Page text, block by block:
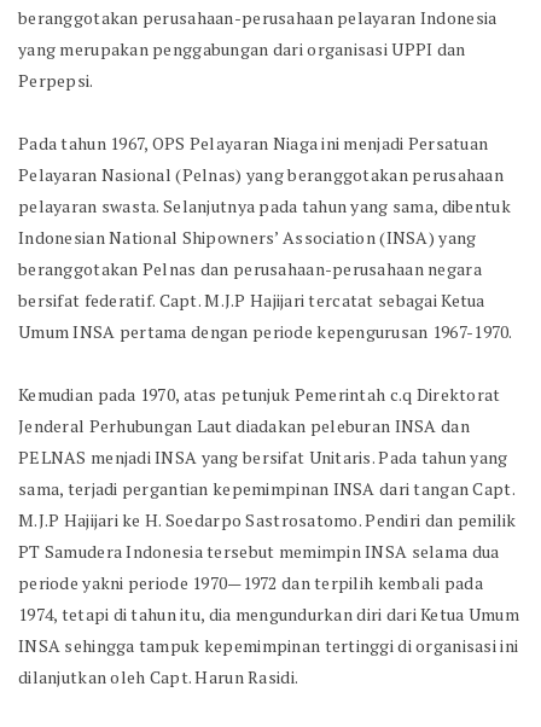
beranggotakan perusahaan-perusahaan pelayaran Indonesia
yang merupakan penggabungan dari organisasi UPPI dan
Perpepsi.
Pada tahun 1967, OPS Pelayaran Niaga ini menjadi Persatuan
Pelayaran Nasional (Pelnas) yang beranggotakan perusahaan
pelayaran swasta. Selanjutnya pada tahun yang sama, dibentuk
Indonesian National Shipowners’ Association (INSA) yang
beranggotakan Pelnas dan perusahaan-perusahaan negara
bersifat federatif. Capt. M.J.P Hajijari tercatat sebagai Ketua
Umum INSA pertama dengan periode kepengurusan 1967-1970.
Kemudian pada 1970, atas petunjuk Pemerintah c.q Direktorat
Jenderal Perhubungan Laut diadakan peleburan INSA dan
PELNAS menjadi INSA yang bersifat Unitaris. Pada tahun yang
sama, terjadi pergantian kepemimpinan INSA dari tangan Capt.
M.J.P Hajijari ke H. Soedarpo Sastrosatomo. Pendiri dan pemilik
PT Samudera Indonesia tersebut memimpin INSA selama dua
periode yakni periode 1970—1972 dan terpilih kembali pada
1974, tetapi di tahun itu, dia mengundurkan diri dari Ketua Umum
INSA sehingga tampuk kepemimpinan tertinggi di organisasi ini
dilanjutkan oleh Capt. Harun Rasidi.